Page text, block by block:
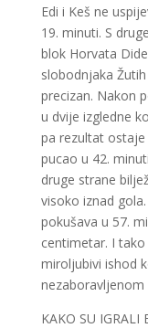
Edi i Keš ne
19. minuti. S
blok Horvata
slobodnjaka
precizan. Nakon
u dvije izgledne
pa rezultat
pucao u 42.
druge strane
visoko iznad
pokušava u 57.
centimetar. I
miroljubivi ishod
KAKO SU